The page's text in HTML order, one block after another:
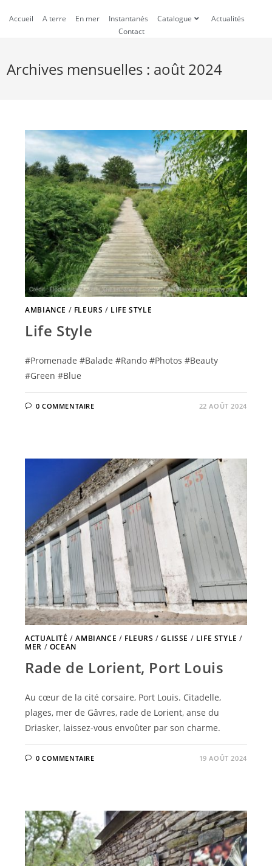
Accueil A terre En mer Instantanés Catalogue
Actualités
Contact
Archives mensuelles : août 2024
AMBIANCE / FLEURS / LIFE STYLE
Life Style
#Promenade #Balade #Rando #Photos #Beauty
#Green #Blue
0 COMMENTAIRE 22 AOÛT 2024
ACTUALITÉ /AMBIANCE / FLEURS /GLISSE / LIFE STYLE /
MER / OCEAN
Rade de Lorient, Port Louis
Au cœur de la cité corsaire, Port Louis. Citadelle,
plages, mer de Gâvres, rade de Lorient, anse du
Driasker, laissez-vous envoûter par son charme.
0 COMMENTAIRE 19 AOÛT 2024